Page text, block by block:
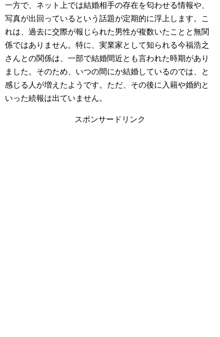
一方で、ネット上では結婚相手の存在を匂わせる情報や、
写真が出回っているという話題が定期的に浮上します。こ
れは、過去に交際が報じられた男性が複数いたことと無関
係ではありません。特に、実業家として知られる今福浩之
さんとの関係は、一部で結婚間近とも言われた時期があり
ました。そのため、いつの間にか結婚しているのでは、と
感じる人が増えたようです。ただ、その後に入籍や婚約と
いった続報は出ていません。
スポンサードリンク